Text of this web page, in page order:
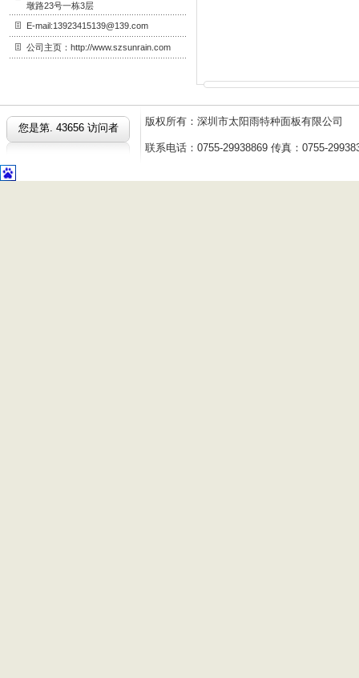
墩路23号一栋3层
E-mail:13923415139@139.com
公司主页：http://www.szsunrain.com
您是第. 43656 访问者
版权所有：深圳市太阳雨特种面板有限公
联系电话：0755-29938869 传真：0755-